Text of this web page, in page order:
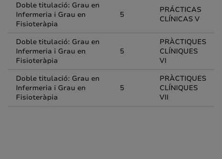
Doble titulació: Grau en
Infermeria i Grau en
Fisioteràpia
5
PRÁCTICAS
CLÍNICAS V
Doble titulació: Grau en
Infermeria i Grau en
Fisioteràpia
5
PRÀCTIQUES
CLÍNIQUES
VI
Doble titulació: Grau en
Infermeria i Grau en
Fisioteràpia
5
PRÀCTIQUES
CLÍNIQUES
VII